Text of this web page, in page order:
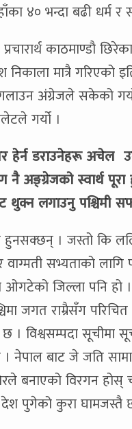
४० भन्दा बढी धर्म
काठमाण्डौ
मात्रै गरिएको
अंग्रेजले सकेको
गर्यो ।
हेर्न डराउनेहरू
स्वार्थ पूरा
थुक्न लगाउनु पश्चिमी
हुनसक्छन् । जस्तो कि
सभ्यताको लागि
जिल्ला पनि हो
जगत राम्रैसँग
। विश्वसम्पदा सूचीमा
। नेपाल बाट जे जति
बनाएको विरगन होस्
देश पुगेको कुरा घामजस्तै